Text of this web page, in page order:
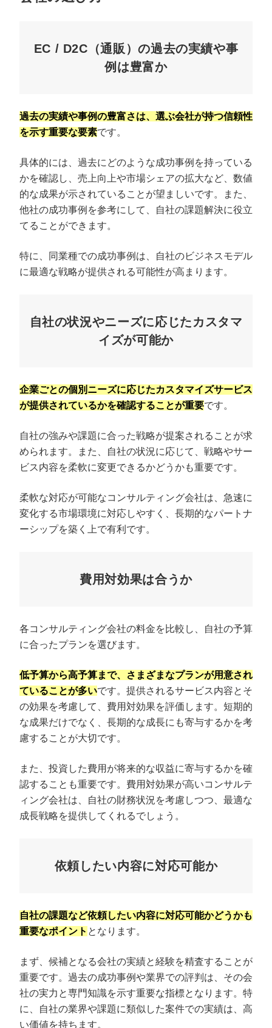
EC / D2C（通販）の過去の実績や事
例は豊富か
過去の実績や事例の豊富さは、選ぶ会社が持つ信頼性
を示す重要な要素です。
具体的には、過去にどのような成功事例を持っている
かを確認し、売上向上や市場シェアの拡大など、数値
的な成果が示されていることが望ましいです。また、
他社の成功事例を参考にして、自社の課題解決に役立
てることができます。
特に、同業種での成功事例は、自社のビジネスモデル
に最適な戦略が提供される可能性が高まります。
自社の状況やニーズに応じたカスタマ
イズが可能か
企業ごとの個別ニーズに応じたカスタマイズサービス
が提供されているかを確認することが重要です。
自社の強みや課題に合った戦略が提案されることが求
められます。また、自社の状況に応じて、戦略やサー
ビス内容を柔軟に変更できるかどうかも重要です。
柔軟な対応が可能なコンサルティング会社は、急速に
変化する市場環境に対応しやすく、長期的なパートナ
ーシップを築く上で有利です。
費用対効果は合うか
各コンサルティング会社の料金を比較し、自社の予算
に合ったプランを選びます。
低予算から高予算まで、さまざまなプランが用意され
ていることが多いです。提供されるサービス内容とそ
の効果を考慮して、費用対効果を評価します。短期的
な成果だけでなく、長期的な成長にも寄与するかを考
慮することが大切です。
また、投資した費用が将来的な収益に寄与するかを確
認することも重要です。費用対効果が高いコンサルテ
ィング会社は、自社の財務状況を考慮しつつ、最適な
成長戦略を提供してくれるでしょう。
依頼したい内容に対応可能か
自社の課題など依頼したい内容に対応可能かどうかも
重要なポイント となります。
まず、候補となる会社の実績と経験を精査することが
重要です。過去の成功事例や業界での評判は、その会
社の実力と専門知識を示す重要な指標となります。特
に、自社の業界や課題に類似した案件での実績は、高
い価値を持ちます。